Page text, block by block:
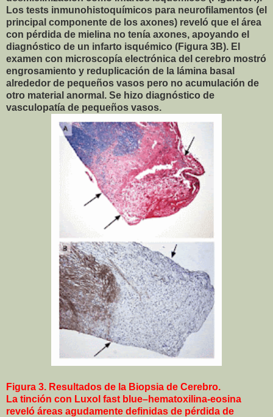
Los tests inmunohistoquímicos para neurofilamentos (el
principal componente de los axones) reveló que el área
con pérdida de mielina no tenía axones, apoyando el
diagnóstico de un infarto isquémico (Figura 3B). El
examen con microscopía electrónica del cerebro mostró
engrosamiento y reduplicación de la lámina basal
alrededor de pequeños vasos pero no acumulación de
otro material anormal. Se hizo diagnóstico de
vasculopatía de pequeños vasos.
Figura 3. Resultados de la Biopsia de Cerebro.
La tinción con Luxol fast blue–hematoxilina-eosina
reveló áreas agudamente definidas de pérdida de